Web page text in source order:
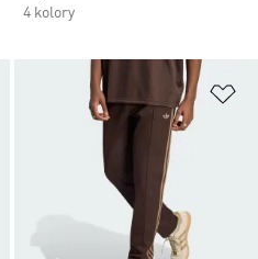
4 kolory
Dodaj do listy życzeń